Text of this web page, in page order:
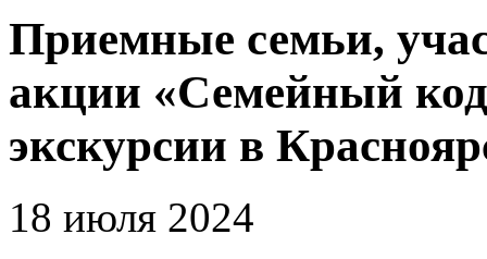
Приемные семьи,
акции «Семейный
экскурсии в
18 июля 2024